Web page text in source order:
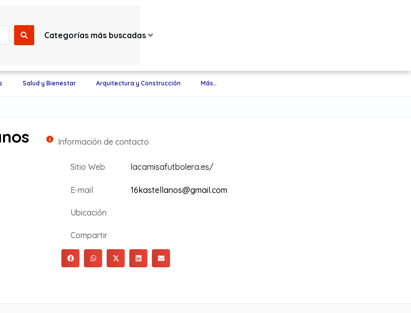
Categorías más buscadas
Salud y Bienestar Arquitectura y Construcción Más…
Información de contacto
Sitio Web lacamisafutbolera.es/
E-mail 16kastellanos@gmail.com
Ubicación
Compartir